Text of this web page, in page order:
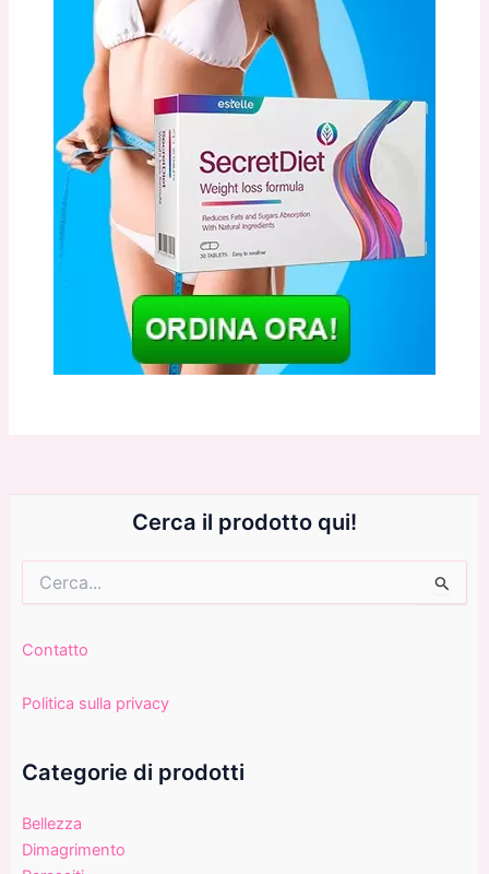
Cerca il prodotto qui!
Contatto
Politica sulla privacy
Categorie di prodotti
Bellezza
Dimagrimento